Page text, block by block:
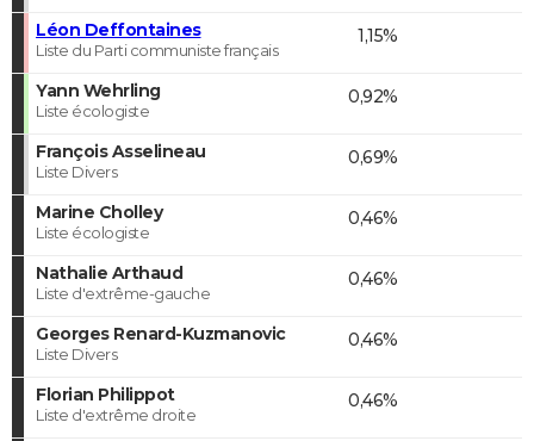
Léon Deffontaines
Liste du Parti communiste français
1,15%
Yann Wehrling
Liste écologiste
0,92%
François Asselineau
Liste Divers
0,69%
Marine Cholley
Liste écologiste
0,46%
Nathalie Arthaud
Liste d'extrême-gauche
0,46%
Georges Renard-Kuzmanovic
Liste Divers
0,46%
Florian Philippot
Liste d'extrême droite
0,46%